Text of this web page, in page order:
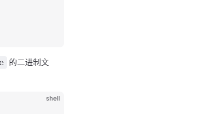
的二进制文
shell